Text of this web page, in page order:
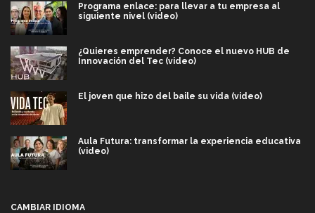
Programa enlace: para llevar a tu empresa al
siguiente nivel (video)
¿Quieres emprender? Conoce el nuevo HUB de
Innovación del Tec (video)
El joven que hizo del baile su vida (video)
Aula Futura: transformar la experiencia educativa
(video)
CAMBIAR IDIOMA